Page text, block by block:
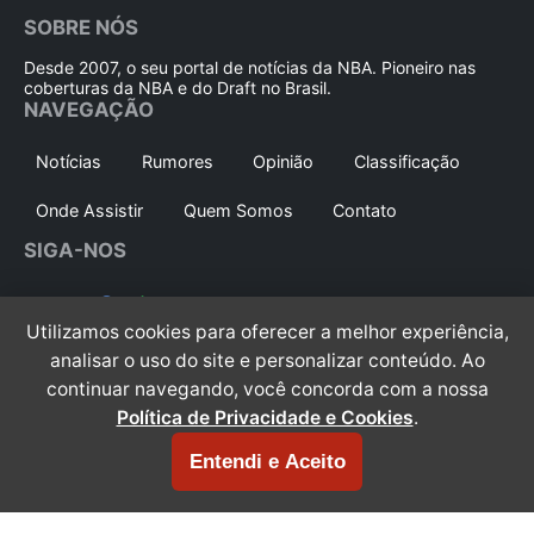
SOBRE NÓS
Desde 2007, o seu portal de notícias da NBA. Pioneiro nas
coberturas da NBA e do Draft no Brasil.
NAVEGAÇÃO
Notícias Rumores Opinião Classificação
Onde Assistir Quem Somos Contato
SIGA-NOS
Youtube X/Twitter Facebook
Threads
© 2007 - 2026 Jumper Brasil. Todos os direitos
reservados.
Utilizamos cookies para oferecer a melhor experiência,
analisar o uso do site e personalizar conteúdo. Ao
continuar navegando, você concorda com a nossa
Política de Privacidade e Cookies.
Entendi e Aceito